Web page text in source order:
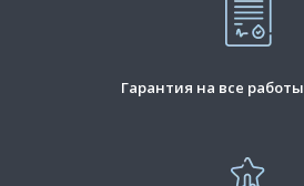
Гарантия на все